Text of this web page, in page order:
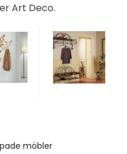
Art Deco.
möbler